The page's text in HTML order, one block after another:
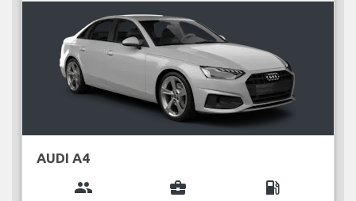
AUDI A4
group business_center local_gas_station